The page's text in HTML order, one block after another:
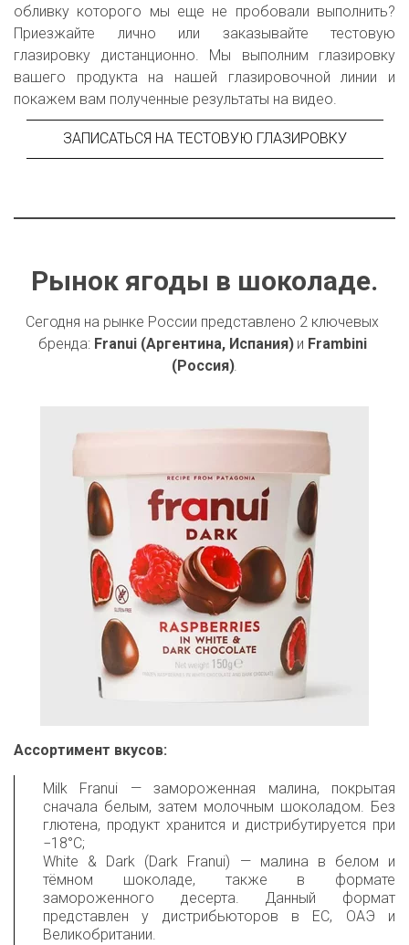
обливку которого мы еще не пробовали выполнить?
Приезжайте лично или заказывайте тестовую
глазировку дистанционно. Мы выполним глазировку
вашего продукта на нашей глазировочной линии и
покажем вам полученные результаты на видео.
ЗАПИСАТЬСЯ НА ТЕСТОВУЮ ГЛАЗИРОВКУ
Рынок ягоды в шоколаде.
Сегодня на рынке России представлено 2 ключевых
бренда: Franui (Аргентина, Испания) и Frambini
(Россия).
Ассортимент вкусов:
Milk Franui — замороженная малина, покрытая
сначала белым, затем молочным шоколадом. Без
глютена, продукт хранится и дистрибутируется при
−18°C;
White & Dark (Dark Franui) — малина в белом и
тёмном шоколаде, также в формате
замороженного десерта. Данный формат
представлен у дистрибьюторов в ЕС, ОАЭ и
Великобритании.